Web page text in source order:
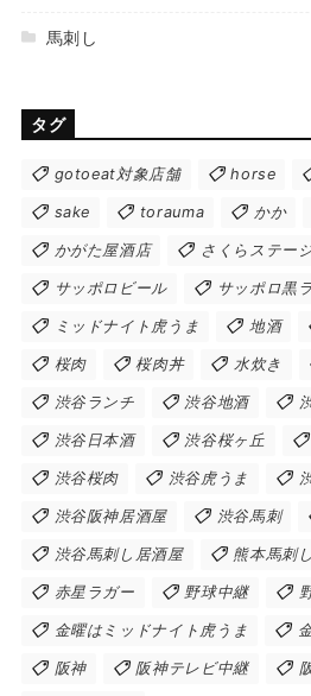
馬刺し
タグ
gotoeat対象店舗 horse
sake torauma かか
かがた屋酒店 さくらステー
サッポロビール サッポロ黒
ミッドナイト虎うま 地酒
桜肉 桜肉丼 水炊き
渋谷ランチ 渋谷地酒
渋谷日本酒 渋谷桜ヶ丘
渋谷桜肉 渋谷虎うま
渋谷阪神居酒屋 渋谷馬刺
渋谷馬刺し居酒屋 熊本馬刺し
赤星ラガー 野球中継
金曜はミッドナイト虎うま
阪神 阪神テレビ中継